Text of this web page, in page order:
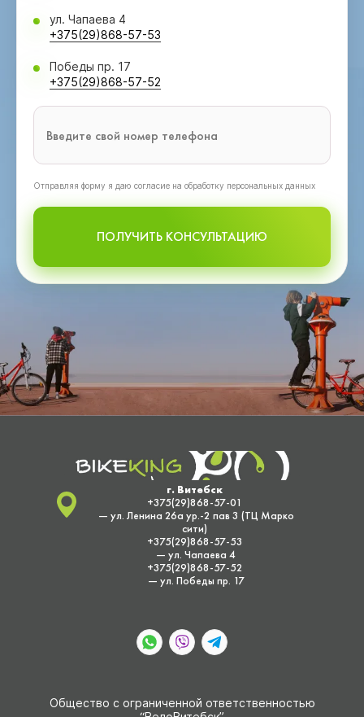
ул. Чапаева 4
+375(29)868-57-53
Победы пр. 17
+375(29)868-57-52
Oтправляя форму я даю согласие на обработку персональных данных
ПОЛУЧИТЬ КОНСУЛЬТАЦИЮ
г. Витебск
+375(29)868-57-01
— ул. Ленина 26а ур.-2 пав 3 (ТЦ Марко
сити)
+375(29)868-57-53
— ул. Чапаева 4
+375(29)868-57-52
— ул. Победы пр. 17
Общество с ограниченной ответственностью